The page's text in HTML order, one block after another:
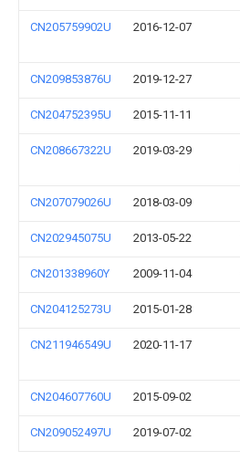
CN205759902U 2016-12-07
CN209853876U 2019-12-27
CN204752395U 2015-11-11
CN208667322U 2019-03-29
CN207079026U 2018-03-09
CN202945075U 2013-05-22
CN201338960Y 2009-11-04
CN204125273U 2015-01-28
CN211946549U 2020-11-17
CN204607760U 2015-09-02
CN209052497U 2019-07-02